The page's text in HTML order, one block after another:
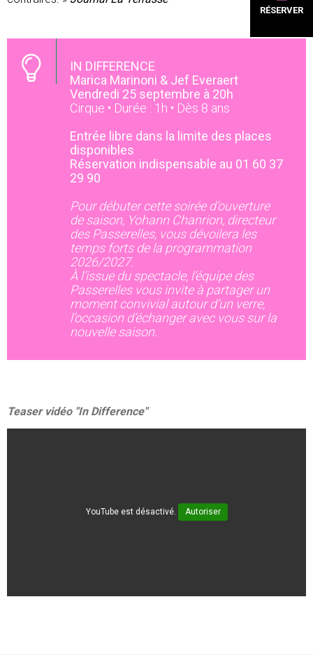
RÉSERVER
IN DIFFERENCE
Marica Marinoni & Jef Everaert
Vendredi 25 septembre à 20h
Cirque • Durée : 1h • Dès 8 ans
Entrée libre dans la limite des places
disponibles
Réservation indispensable au 01 60 37
29 90
Pour débuter cette soirée d’ouverture
de saison, Yohann Chanrion, directeur
des Passerelles, vous dévoilera les
temps forts de la programmation
2026/2027.
À l’issue du spectacle, l’équipe des
Passerelles vous invite à partager un
moment convivial autour d’un verre,
l’occasion d’échanger avec vous sur la
nouvelle saison.
Teaser vidéo "In Difference"
YouTube est désactivé. Autoriser